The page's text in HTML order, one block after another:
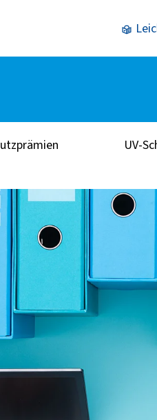
UV-